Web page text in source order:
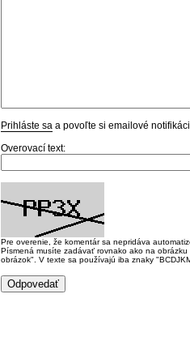
Prihláste sa a povoľte si emailové
Overovací text:
Pre overenie, že komentár sa nepridáva
Písmená musíte zadávať rovnako ako na
obrázok". V texte sa používajú iba znaky